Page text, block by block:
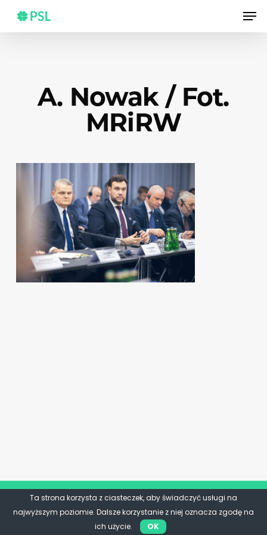
main
A. Nowak / Fot.
MRiRW
Ta strona korzysta z ciasteczek, aby świadczyć usługi na
najwyższym poziomie. Dalsze korzystanie z niej oznacza zgodę na
ich użycie.
OK